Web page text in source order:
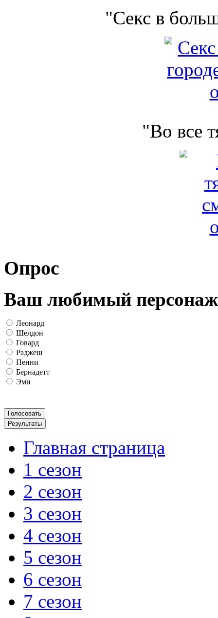
"Секс в
"Во все
Опрос
Ваш любимый
Леонард
Шелдон
Говард
Раджеш
Пенни
Бернадетт
Эми
Главная страница
1 сезон
2 сезон
3 сезон
4 сезон
5 сезон
6 сезон
7 сезон